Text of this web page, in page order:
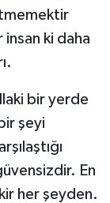
ki daha
bir yerde
şeyi
En
her şeyden.